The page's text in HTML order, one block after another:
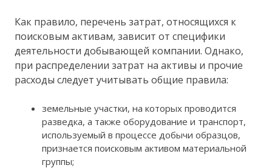
Как правило, перечень затрат, относящихся к
поисковым активам, зависит от специфики
деятельности добывающей компании. Однако,
при распределении затрат на активы и прочие
расходы следует учитывать общие правила:
земельные участки, на которых проводится
разведка, а также оборудование и транспорт,
используемый в процессе добычи образцов,
признается поисковым активом материальной
группы;